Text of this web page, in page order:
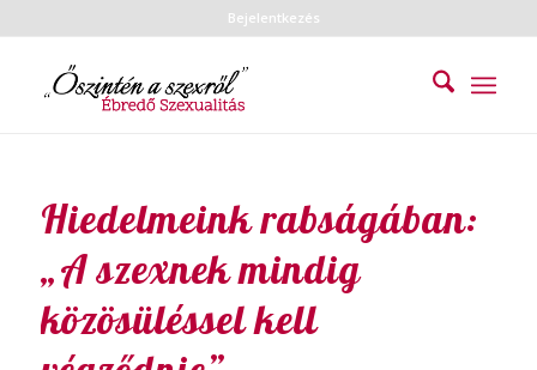
Bejelentkezés
Hiedelmeink rabságában:
„A szexnek mindig
közösüléssel kell